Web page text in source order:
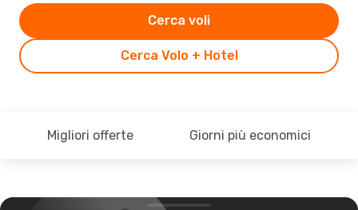
Cerca Volo + Hotel
Cerca voli
Migliori offerte Giorni più economici